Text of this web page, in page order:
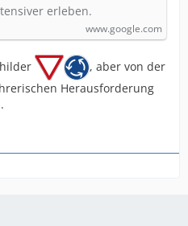
erleben.
www.google.com
, aber von der
Herausforderung